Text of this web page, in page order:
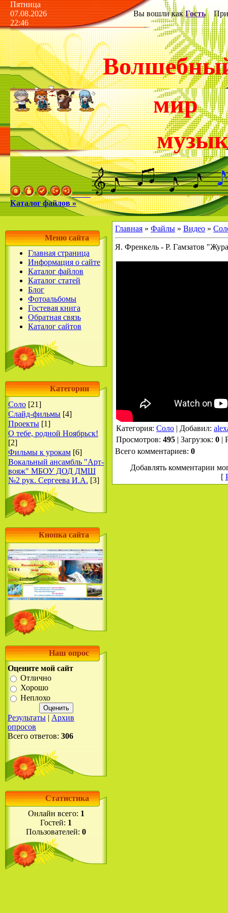
Пятница
07.08.2026
22:46
Вы вошли как Гость
мир
Каталог файлов »
Меню сайта
Главная страница
Информация о сайте
Каталог файлов
Каталог статей
Блог
Фотоальбомы
Гостевая книга
Обратная связь
Каталог сайтов
Категории
Соло [21]
Слайд-фильмы [4]
Проекты [1]
О тебе, родной Ноябрьск!
[2]
Фильмы к урокам [6]
Вокальный ансамбль "Арт-
вояж" МБОУ ДОД ДМШ
№2 рук. Сергеева И.А. [3]
Кнопка сайта
Наш опрос
Оцените мой сайт
Отлично
Хорошо
Неплохо
Результаты | Архив
опросов
Всего ответов: 306
Статистика
Онлайн всего: 1
Гостей: 1
Пользователей: 0
Главная » Файлы » Видео »
Я. Френкель - Р. Гамзатов
Категория: Соло | Добавил:
Просмотров: 495 | Загрузок: 0 |
Всего комментариев: 0
Добавлять комментарии
[